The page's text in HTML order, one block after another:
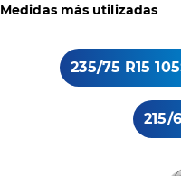
Medidas más utilizadas
235/75 R15
215/